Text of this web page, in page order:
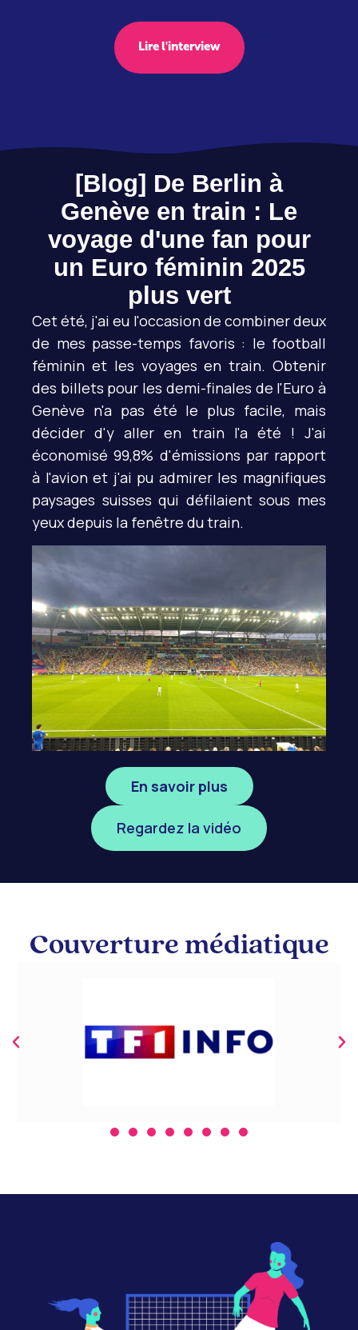
Lire l'interview
[Blog] De Berlin à
Genève en train : Le
voyage d'une fan pour
un Euro féminin 2025
plus vert
Cet été, j'ai eu l'occasion de combiner deux
de mes passe-temps favoris : le football
féminin et les voyages en train. Obtenir
des billets pour les demi-finales de l'Euro à
Genève n'a pas été le plus facile, mais
décider d'y aller en train l'a été ! J'ai
économisé 99,8% d'émissions par rapport
à l'avion et j'ai pu admirer les magnifiques
paysages suisses qui défilaient sous mes
yeux depuis la fenêtre du train.
En savoir plus
Regardez la vidéo
Couverture médiatique